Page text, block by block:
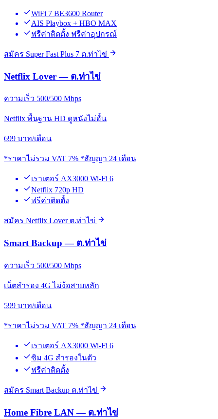
WiFi 7 BE3600 Router
AIS Playbox + HBO MAX
ฟรีค่าติดตั้ง ฟรีค่าอุปกรณ์
สมัคร Super Fast Plus 7 ต.ท่าไข่
Netflix Lover — ต.ท่าไข่
ความเร็ว 500/500 Mbps
Netflix พื้นฐาน HD ดูหนังไม่อั้น
699 บาท/เดือน
*ราคาไม่รวม VAT 7% *สัญญา 24 เดือน
เราเตอร์ AX3000 Wi-Fi 6
Netflix 720p HD
ฟรีค่าติดตั้ง
สมัคร Netflix Lover ต.ท่าไข่
Smart Backup — ต.ท่าไข่
ความเร็ว 500/500 Mbps
เน็ตสำรอง 4G ไม่ง้อสายหลัก
599 บาท/เดือน
*ราคาไม่รวม VAT 7% *สัญญา 24 เดือน
เราเตอร์ AX3000 Wi-Fi 6
ซิม 4G สำรองในตัว
ฟรีค่าติดตั้ง
สมัคร Smart Backup ต.ท่าไข่
Home Fibre LAN — ต.ท่าไข่